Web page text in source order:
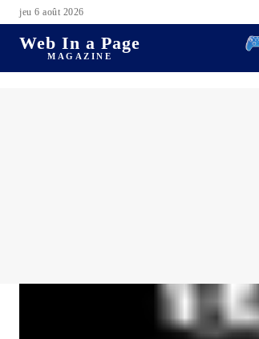
jeu 6 août 2026
Web In a Page
MAGAZINE